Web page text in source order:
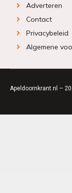
Adverteren
Contact
Privacybeleid
Algemene
Apeldoornkrant.nl –